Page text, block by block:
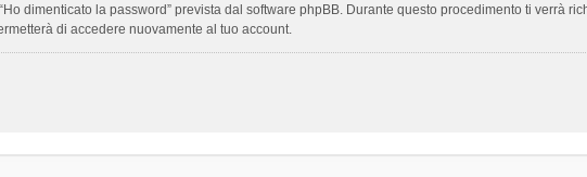
dimenticato la password” prevista dal software phpBB. Durante questo procedimento ti verrà
di accedere nuovamente al tuo account.